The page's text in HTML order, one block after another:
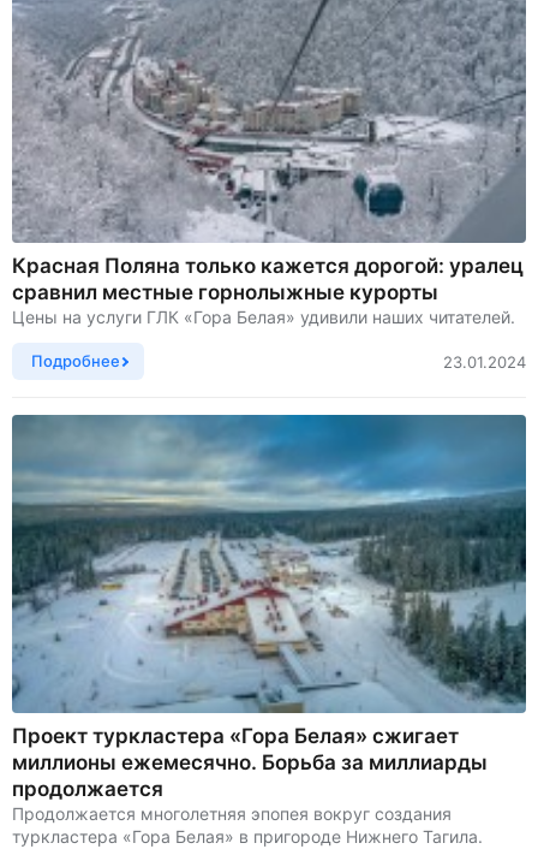
Красная Поляна только кажется дорогой: уралец
сравнил местные горнолыжные курорты
Цены на услуги ГЛК «Гора Белая» удивили наших читателей.
Подробнее 23.01.2024
Проект туркластера «Гора Белая» сжигает
миллионы ежемесячно. Борьба за миллиарды
продолжается
Продолжается многолетняя эпопея вокруг создания
туркластера «Гора Белая» в пригороде Нижнего Тагила.